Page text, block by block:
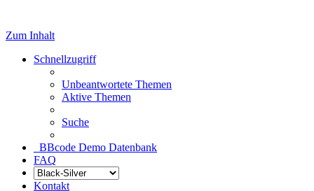
Zum Inhalt
Schnellzugriff
Unbeantwortete Themen
Aktive Themen
Suche
BBcode Demo Datenbank
FAQ
Kontakt